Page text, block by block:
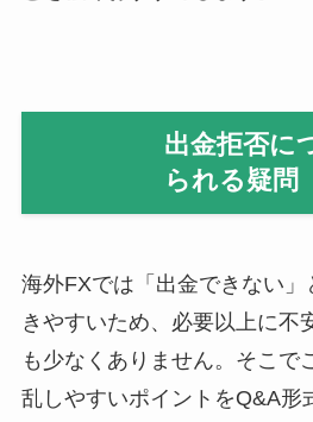
出金拒否に
られる疑問
海外FXでは「出金できない
きやすいため、必要以上に不
も少なくありません。そこで
乱しやすいポイントをQ&A形